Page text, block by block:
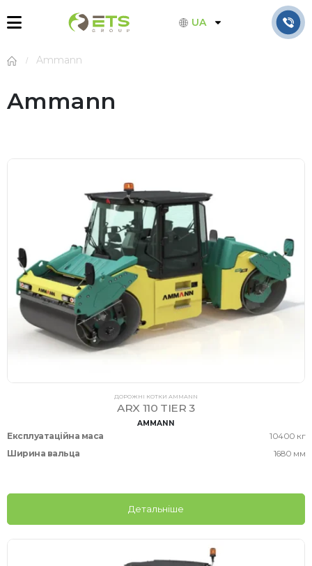
UA
Ammann
Ammann
ДОРОЖНІ КОТКИ AMMANN
ARX 110 TIER 3
AMMANN
Експлуатаційна маса
10400 кг
Ширина вальца
1680 мм
Детальніше